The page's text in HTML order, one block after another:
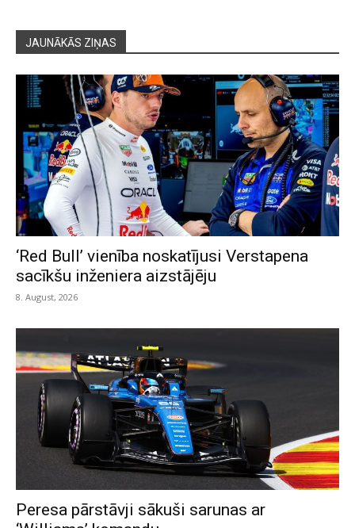
JAUNĀKĀS ZIŅAS
‘Red Bull’ vienība noskatījusi Verstapena
sacīkšu inženiera aizstājēju
8. August, 2026
Peresa pārstāvji sākuši sarunas ar